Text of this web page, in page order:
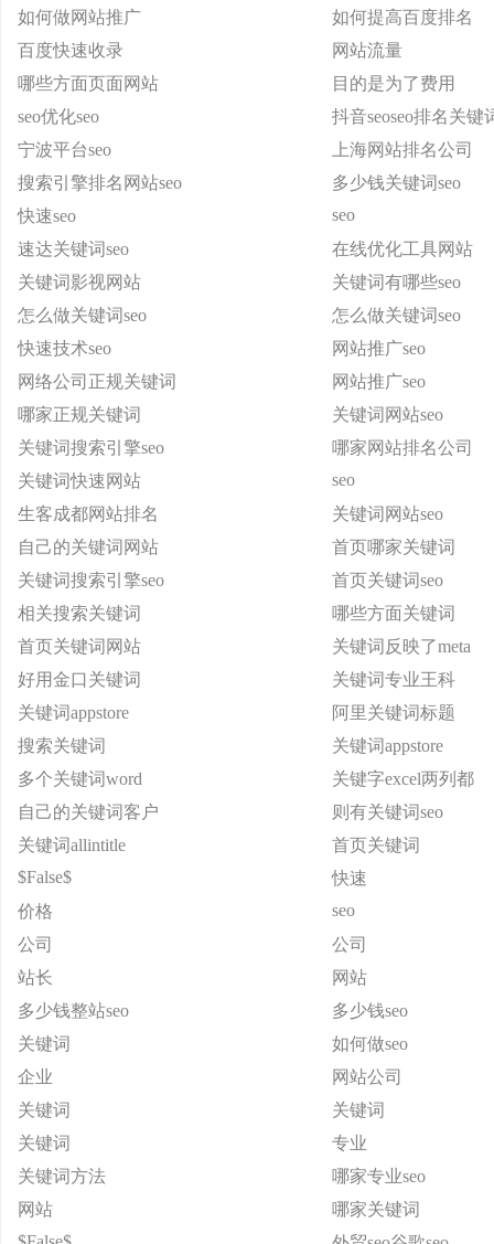
如何做网站推广
如何提高百度排名
百度快速收录
网站流量
哪些方面页面网站
目的是为了费用
seo优化seo
抖音seoseo排名关键
宁波平台seo
上海网站排名公司
搜索引擎排名网站seo
多少钱关键词seo
快速seo
seo
速达关键词seo
在线优化工具网站
关键词影视网站
关键词有哪些seo
怎么做关键词seo
怎么做关键词seo
快速技术seo
网站推广seo
网络公司正规关键词
网站推广seo
哪家正规关键词
关键词网站seo
关键词搜索引擎seo
哪家网站排名公司
关键词快速网站
seo
生客成都网站排名
关键词网站seo
自己的关键词网站
首页哪家关键词
关键词搜索引擎seo
首页关键词seo
相关搜索关键词
哪些方面关键词
首页关键词网站
关键词反映了meta
好用金口关键词
关键词专业王科
关键词appstore
阿里关键词标题
搜索关键词
关键词appstore
多个关键词word
关键字excel两列都
自己的关键词客户
则有关键词seo
关键词allintitle
首页关键词
$False$
快速
价格
seo
公司
公司
站长
网站
多少钱整站seo
多少钱seo
关键词
如何做seo
企业
网站公司
关键词
关键词
关键词
专业
关键词方法
哪家专业seo
网站
哪家关键词